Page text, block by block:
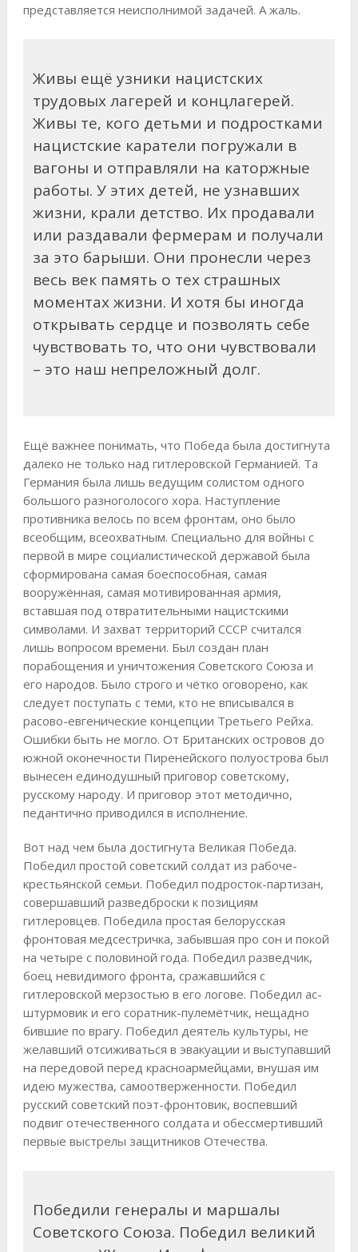
представляется неисполнимой задачей. А жаль.
Живы ещё узники нацистских
трудовых лагерей и концлагерей.
Живы те, кого детьми и подростками
нацистские каратели погружали в
вагоны и отправляли на каторжные
работы. У этих детей, не узнавших
жизни, крали детство. Их продавали
или раздавали фермерам и получали
за это барыши. Они пронесли через
весь век память о тех страшных
моментах жизни. И хотя бы иногда
открывать сердце и позволять себе
чувствовать то, что они чувствовали
– это наш непреложный долг.
Ещё важнее понимать, что Победа была достигнута
далеко не только над гитлеровской Германией. Та
Германия была лишь ведущим солистом одного
большого разноголосого хора. Наступление
противника велось по всем фронтам, оно было
всеобщим, всеохватным. Специально для войны с
первой в мире социалистической державой была
сформирована самая боеспособная, самая
вооружённая, самая мотивированная армия,
вставшая под отвратительными нацистскими
символами. И захват территорий СССР считался
лишь вопросом времени. Был создан план
порабощения и уничтожения Советского Союза и
его народов. Было строго и чётко оговорено, как
следует поступать с теми, кто не вписывался в
расово-евгенические концепции Третьего Рейха.
Ошибки быть не могло. От Британских островов до
южной оконечности Пиренейского полуострова был
вынесен единодушный приговор советскому,
русскому народу. И приговор этот методично,
педантично приводился в исполнение.
Вот над чем была достигнута Великая Победа.
Победил простой советский солдат из рабоче-
крестьянской семьи. Победил подросток-партизан,
совершавший разведброски к позициям
гитлеровцев. Победила простая белорусская
фронтовая медсестричка, забывшая про сон и покой
на четыре с половиной года. Победил разведчик,
боец невидимого фронта, сражавшийся с
гитлеровской мерзостью в его логове. Победил ас-
штурмовик и его соратник-пулемётчик, нещадно
бившие по врагу. Победил деятель культуры, не
желавший отсиживаться в эвакуации и выступавший
на передовой перед красноармейцами, внушая им
идею мужества, самоотверженности. Победил
русский советский поэт-фронтовик, воспевший
подвиг отечественного солдата и обессмертивший
первые выстрелы защитников Отечества.
Победили генералы и маршалы
Советского Союза. Победил великий